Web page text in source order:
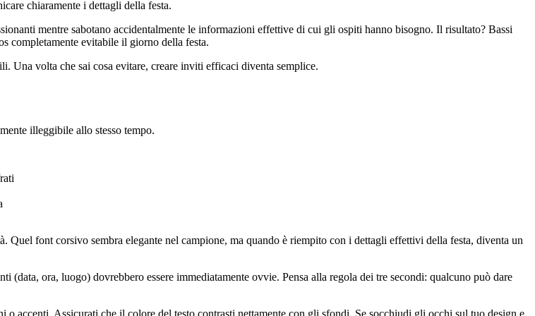
chiaramente i dettagli della festa.
mentre sabotano accidentalmente le informazioni effettive di cui gli ospiti hanno bisogno. Il risultato? Bassi
completamente evitabile il giorno della festa.
Una volta che sai cosa evitare, creare inviti efficaci diventa semplice.
illeggibile allo stesso tempo.
font corsivo sembra elegante nel campione, ma quando è riempito con i dettagli effettivi della festa, diventa un
ora, luogo) dovrebbero essere immediatamente ovvie. Pensa alla regola dei tre secondi: qualcuno può dare
accenti. Assicurati che il colore del testo contrasti nettamente con gli sfondi. Se socchiudi gli occhi sul tuo design e